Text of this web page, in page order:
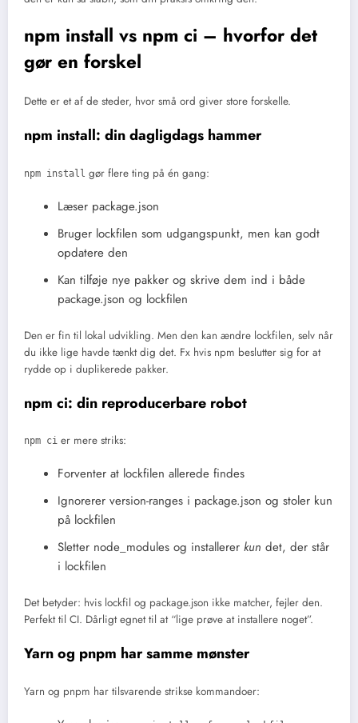
npm install vs npm ci – hvorfor det
gør en forskel
Dette er et af de steder, hvor små ord giver store forskelle.
npm install: din dagligdags hammer
npm install gør flere ting på én gang:
Læser package.json
Bruger lockfilen som udgangspunkt, men kan godt
opdatere den
Kan tilføje nye pakker og skrive dem ind i både
package.json og lockfilen
Den er fin til lokal udvikling. Men den kan ændre lockfilen, selv når
du ikke lige havde tænkt dig det. Fx hvis npm beslutter sig for at
rydde op i duplikerede pakker.
npm ci: din reproducerbare robot
npm ci er mere striks:
Forventer at lockfilen allerede findes
Ignorerer version-ranges i package.json og stoler kun
på lockfilen
Sletter node_modules og installerer kun det, der står
i lockfilen
Det betyder: hvis lockfil og package.json ikke matcher, fejler den.
Perfekt til CI. Dårligt egnet til at “lige prøve at installere noget”.
Yarn og pnpm har samme mønster
Yarn og pnpm har tilsvarende strikse kommandoer: